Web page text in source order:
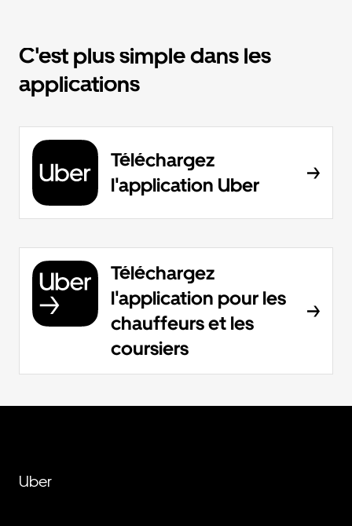
C'est plus simple dans les
applications
Téléchargez
l'application Uber
Téléchargez
l'application pour les
chauffeurs et les
coursiers
Uber